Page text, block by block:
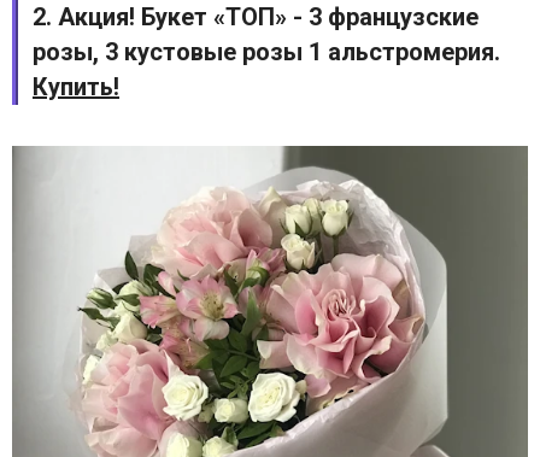
2. Акция! Букет «ТОП» - 3 французские
розы, 3 кустовые розы 1 альстромерия.
Купить!